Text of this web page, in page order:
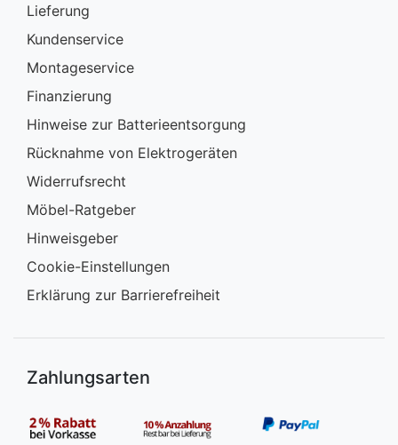
Lieferung
Kundenservice
Montageservice
Finanzierung
Hinweise zur Batterieentsorgung
Rücknahme von Elektrogeräten
Widerrufsrecht
Möbel-Ratgeber
Hinweisgeber
Cookie-Einstellungen
Erklärung zur Barrierefreiheit
Zahlungsarten